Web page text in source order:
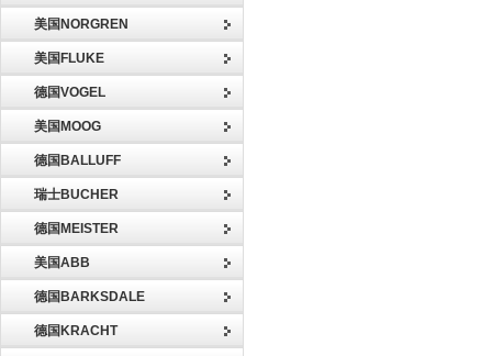
美国NORGREN
美国FLUKE
德国VOGEL
美国MOOG
德国BALLUFF
瑞士BUCHER
德国MEISTER
美国ABB
德国BARKSDALE
德国KRACHT